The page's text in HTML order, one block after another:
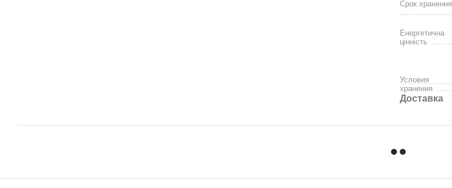
Срок хранения
Енергетична
цінність
Условия
хранения
Доставка